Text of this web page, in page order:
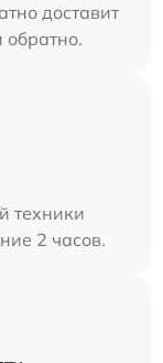
доставит
обратно.
техники
2 часов.